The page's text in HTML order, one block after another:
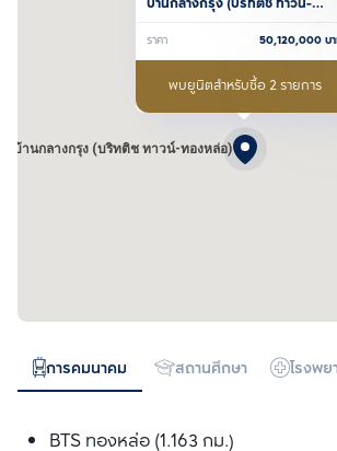
บ้านกลางกรุง (บริทติช ทาวน์-ทองหล่อ)
ทองหล่อ)
ราคา 50,120,000บ
พบยูนิตสำหรับซื้อ 2 รายการ
การคมนาคม สถานศึกษา โรงพย
BTS ทองหล่อ (1.163 กม.)